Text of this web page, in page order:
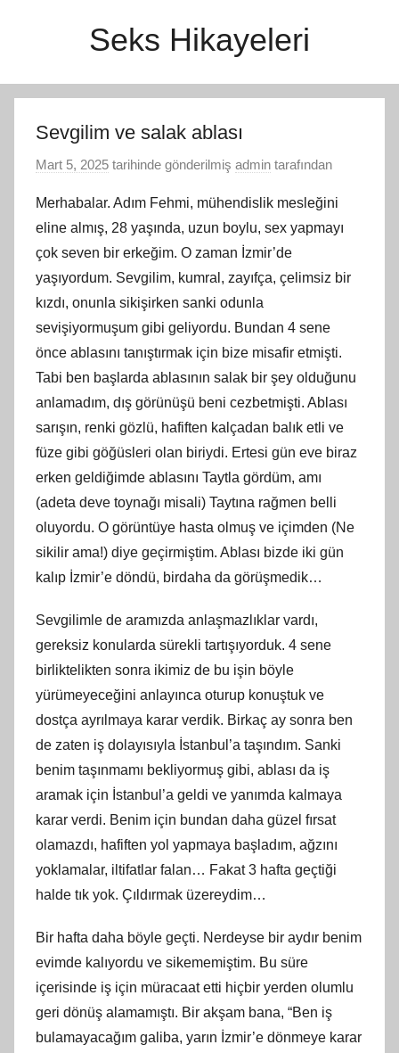
Seks Hikayeleri
Sevgilim ve salak ablası
Mart 5, 2025 tarihinde gönderilmiş admin tarafından
Merhabalar. Adım Fehmi, mühendislik mesleğini
eline almış, 28 yaşında, uzun boylu, sex yapmayı
çok seven bir erkeğim. O zaman İzmir’de
yaşıyordum. Sevgilim, kumral, zayıfça, çelimsiz bir
kızdı, onunla sikişirken sanki odunla
sevişiyormuşum gibi geliyordu. Bundan 4 sene
önce ablasını tanıştırmak için bize misafir etmişti.
Tabi ben başlarda ablasının salak bir şey olduğunu
anlamadım, dış görünüşü beni cezbetmişti. Ablası
sarışın, renki gözlü, hafiften kalçadan balık etli ve
füze gibi göğüsleri olan biriydi. Ertesi gün eve biraz
erken geldiğimde ablasını Taytla gördüm, amı
(adeta deve toynağı misali) Taytına rağmen belli
oluyordu. O görüntüye hasta olmuş ve içimden (Ne
sikilir ama!) diye geçirmiştim. Ablası bizde iki gün
kalıp İzmir’e döndü, birdaha da görüşmedik…
Sevgilimle de aramızda anlaşmazlıklar vardı,
gereksiz konularda sürekli tartışıyorduk. 4 sene
birliktelikten sonra ikimiz de bu işin böyle
yürümeyeceğini anlayınca oturup konuştuk ve
dostça ayrılmaya karar verdik. Birkaç ay sonra ben
de zaten iş dolayısıyla İstanbul’a taşındım. Sanki
benim taşınmamı bekliyormuş gibi, ablası da iş
aramak için İstanbul’a geldi ve yanımda kalmaya
karar verdi. Benim için bundan daha güzel fırsat
olamazdı, hafiften yol yapmaya başladım, ağzını
yoklamalar, iltifatlar falan… Fakat 3 hafta geçtiği
halde tık yok. Çıldırmak üzereydim…
Bir hafta daha böyle geçti. Nerdeyse bir aydır benim
evimde kalıyordu ve sikememiştim. Bu süre
içerisinde iş için müracaat etti hiçbir yerden olumlu
geri dönüş alamamıştı. Bir akşam bana, “Ben iş
bulamayacağım galiba, yarın İzmir’e dönmeye karar